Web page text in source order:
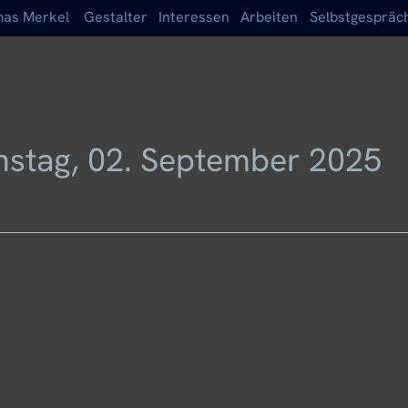
Merkel Gestalter Interessen Arbeiten
02. September 2025